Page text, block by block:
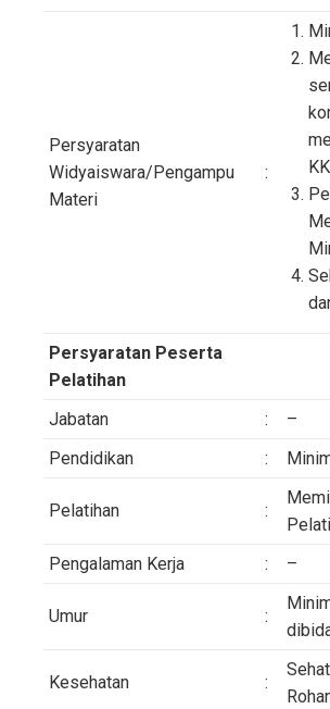
Persyaratan
Widyaiswara/Pengampu
Materi
:
Persyaratan Peserta
Pelatihan
Jabatan
:
–
Pendidikan
:
Pelatihan :
Pengalaman Kerja
: –
Umur :
Kesehatan :